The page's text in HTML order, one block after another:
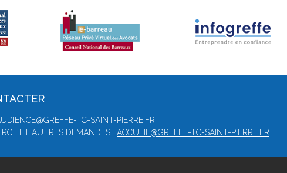
TC-SAINT-PIERRE.FR
ET AUTRES DEMANDES : ACCUEIL@GREFFE-TC-SAINT-PIERRE.FR